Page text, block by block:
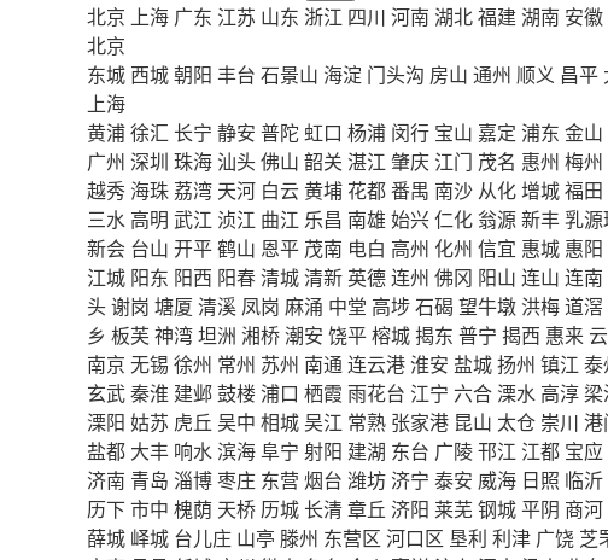
北京 上海 广东 江苏 山东 浙江 四川 河南 湖北福建湖南 安徽
北京
东城 西城朝阳 丰台 石景山 海淀 门头沟 房山 通州 顺义 昌平
上海
黄浦徐汇 长宁 静安 普陀 虹口 杨浦 闵行 宝山 嘉定 浦东 金山
广州 深圳 珠海 汕头佛山 韶关 湛江 肇庆 江门 茂名 惠州 梅州
越秀 海珠 荔湾 天河 白云黄埔 花都番禺 南沙 从化增城福田
三水 高明 武江 浈江 曲江 乐昌 南雄 始兴仁化 翁源新丰乳
新会 台山 开平鹤山 恩平 茂南 电白 高州 化州 信宜 惠城 惠阳
江城 阳东 阳西 阳春清城清新 英德连州 佛冈 阳山 连山 连南
头谢岗 塘厦 清溪 凤岗 麻涌 中堂 高埗石碣 望牛墩 洪梅道滘
乡 板芙 神湾坦洲 湘桥潮安 饶平榕城揭东 普宁 揭西 惠来
南京 无锡 徐州 常州 苏州 南通连云港淮安 盐城扬州 镇江 泰
玄武秦淮 建邺鼓楼 浦口 栖霞 雨花台 江宁 六合 溧水 高淳
溧阳 姑苏 虎丘 吴中 相城吴江 常熟 张家港 昆山 太仓 崇川 港
盐都 大丰 响水滨海阜宁 射阳 建湖 东台 广陵邗江 江都 宝应
济南 青岛 淄博枣庄 东营 烟台 潍坊济宁 泰安 威海 日照 临沂
历下市中 槐荫 天桥 历城 长清章丘 济阳 莱芜钢城平阴 商河
薛城 峄城 台儿庄 山亭 滕州 东营区 河口区 垦利 利津 广饶 芝